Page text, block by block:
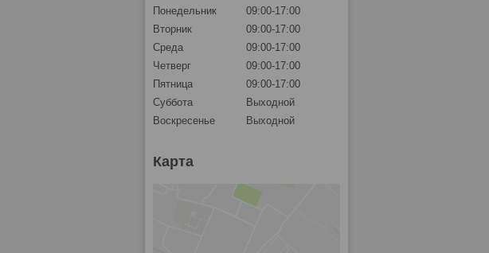
Понедельник
09:00-17:00
Вторник
09:00-17:00
Среда
09:00-17:00
Четверг
09:00-17:00
Пятница
09:00-17:00
Суббота
Выходной
Воскресенье
Выходной
Карта